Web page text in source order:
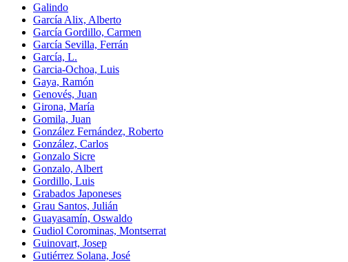
Galindo
García Alix, Alberto
García Gordillo, Carmen
García Sevilla, Ferrán
García, L.
Garcia-Ochoa, Luis
Gaya, Ramón
Genovés, Juan
Girona, María
Gomila, Juan
González Fernández, Roberto
González, Carlos
Gonzalo Sicre
Gonzalo, Albert
Gordillo, Luis
Grabados Japoneses
Grau Santos, Julián
Guayasamín, Oswaldo
Gudiol Corominas, Montserrat
Guinovart, Josep
Gutiérrez Solana, José